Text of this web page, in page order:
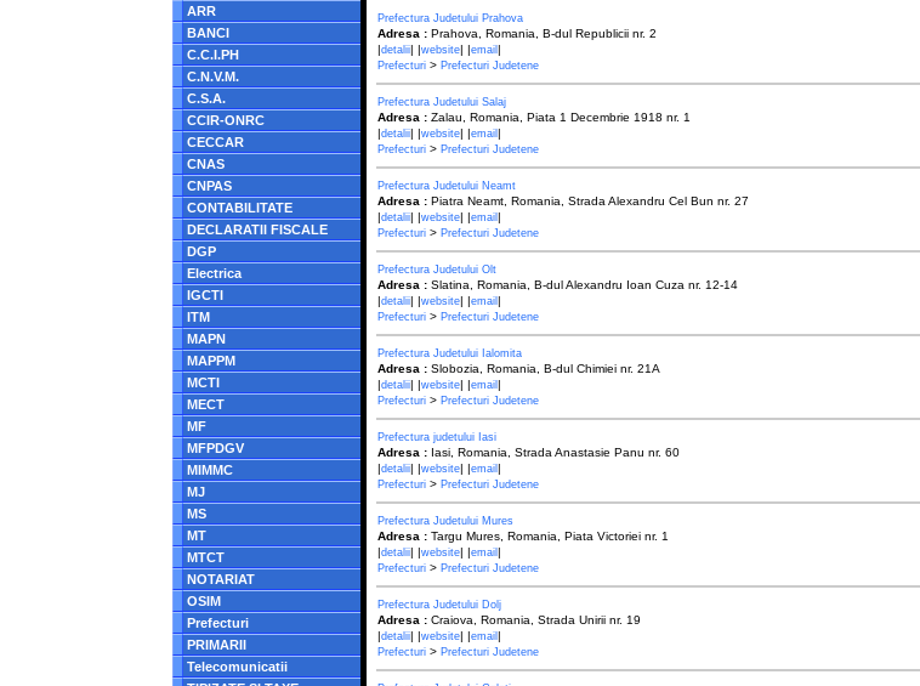
ARR
BANCI
C.C.I.PH
C.N.V.M.
C.S.A.
CCIR-ONRC
CECCAR
CNAS
CNPAS
CONTABILITATE
DECLARATII FISCALE
DGP
Electrica
IGCTI
ITM
MAPN
MAPPM
MCTI
MECT
MF
MFPDGV
MIMMC
MJ
MS
MT
MTCT
NOTARIAT
OSIM
Prefecturi
PRIMARII
Telecomunicatii
Prefectura Judetului Prahova
Adresa : Prahova, Romania, B-dul Republicii nr. 2
|detalii| |website| |email |
Prefecturi > Prefecturi Judetene
Prefectura Judetului Salaj
Adresa : Zalau, Romania, Piata 1 Decembrie 1918 nr. 1
|detalii| |website| |email |
Prefecturi > Prefecturi Judetene
Prefectura Judetului Neamt
Adresa : Piatra Neamt, Romania, Strada Alexandru Cel Bun nr. 27
|detalii| |website| |email |
Prefecturi > Prefecturi Judetene
Prefectura Judetului Olt
Adresa : Slatina, Romania, B-dul Alexandru Ioan Cuza nr. 12-14
|detalii| |website| |email |
Prefecturi > Prefecturi Judetene
Prefectura Judetului Ialomita
Adresa : Slobozia, Romania, B-dul Chimiei nr. 21A
|detalii| |website| |email |
Prefecturi > Prefecturi Judetene
Prefectura judetului Iasi
Adresa : Iasi, Romania, Strada Anastasie Panu nr. 60
|detalii| |website| |email |
Prefecturi > Prefecturi Judetene
Prefectura Judetului Mures
Adresa : Targu Mures, Romania, Piata Victoriei nr. 1
|detalii| |website| |email |
Prefecturi > Prefecturi Judetene
Prefectura Judetului Dolj
Adresa : Craiova, Romania, Strada Unirii nr. 19
|detalii| |website| |email |
Prefecturi > Prefecturi Judetene